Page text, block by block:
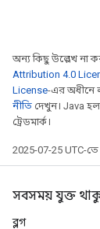
অন্য কিছু উল্লেখ না
Attribution 4.0
License-এর অধীনে
নীতি দেখুন। Java হল
ট্রেডমার্ক।
2025-07-25 UTC-
সবসময় যুক্ত
ব্লগ